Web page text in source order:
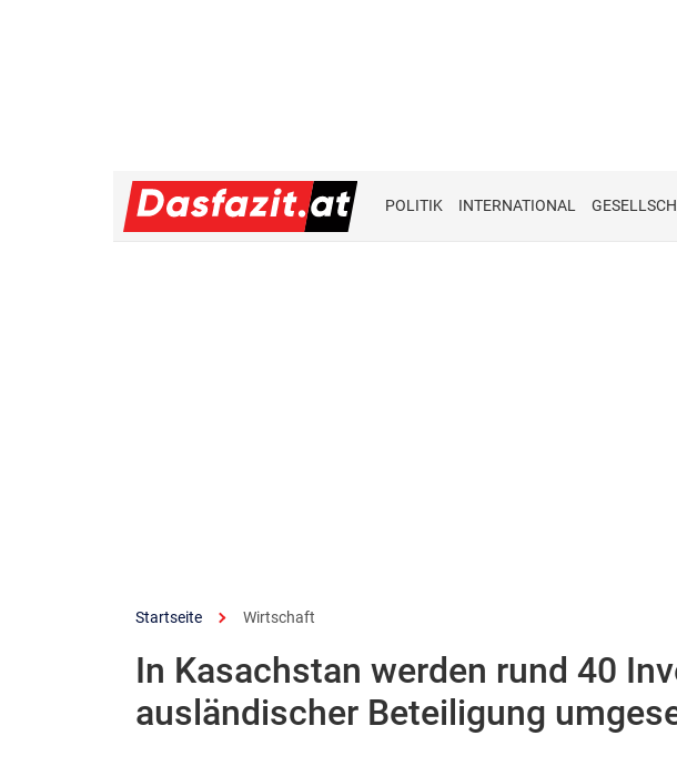
POLITIK INTERNATIONAL
Startseite Wirtschaft
In Kasachstan werden rund 40
ausländischer Beteiligung